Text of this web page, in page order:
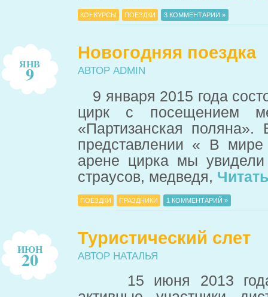
КОНКУРСЫ ПОЕЗДКИ 3 КОММЕНТАРИИ »
ЯНВ
9
Новогодняя поездка
АВТОР ADMIN
9 января 2015 года
цирк с посещением
«Партизанская
представлении « В
арене цирка мы
страусов, медведя,
ПОЕЗДКИ ПРАЗДНИКИ 1 КОММЕНТАРИЙ »
ИЮН
20
Туристический слет
АВТОР НАТАЛЬЯ
15 июня 2013 года